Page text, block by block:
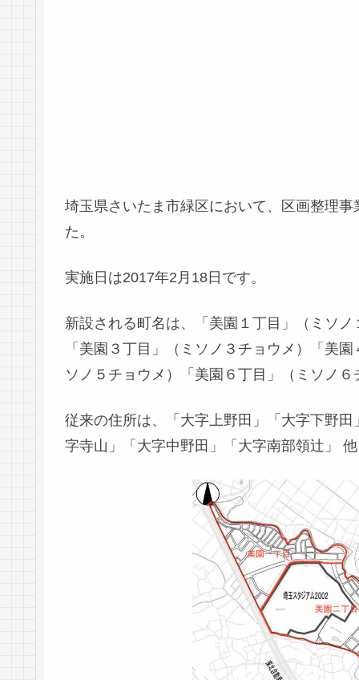
埼玉県さいたま市緑区において、区画整理
た。
実施日は2017年2月18日です。
新設される町名は、「美園１丁目」（ミソ
「美園３丁目」（ミソノ３チョウメ）「美
ソノ５チョウメ）「美園６丁目」（ミソノ
従来の住所は、「大字上野田」「大字下野
字寺山」「大字中野田」「大字南部領辻」